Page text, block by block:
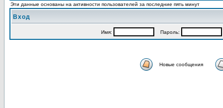
Эти данные основаны на активности пользователей за последние пять минут
Вход
Имя: Пароль:
Новые сообщения